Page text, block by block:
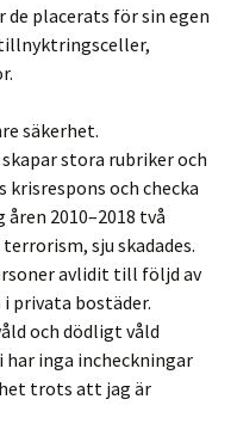
placerats för sin egen
säkerhet.
stora rubriker och
krisrespons och checka
åren 2010–2018 två
sju skadades.
avlidit till följd av
i privata bostäder.
och dödligt våld
inga incheckningar
trots att jag är